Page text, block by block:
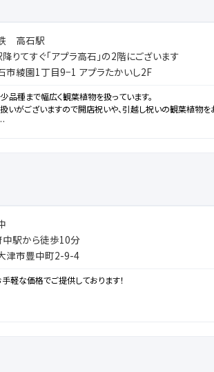
高石駅
りてすぐ「アプラ高石」の2階にございます
市綾園1丁目9−1 アプラたかいし2F
品種まで幅広く観葉植物を扱っています。
いがございますので開店祝いや、引越し祝いの観葉植物
駅から徒歩10分
津市豊中町2-9-4
軽な価格でご提供しております！